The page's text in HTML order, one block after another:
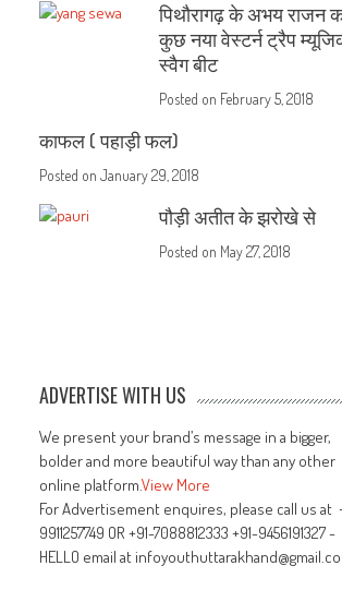
पिथौरागढ़ के अभय राजन
कुछ नया वेस्टर्न ट्रैप
स्वैग बीट
Posted on February 5, 2018
काफल ( पहाड़ी फल)
Posted onJanuary 29, 2018
पौड़ी अतीत के झरोखे से
Posted on May 27, 2018
ADVERTISE WITH US
We present your brand’s message in a bigger,
bolder and more beautiful way than any other
online platform.View More
For Advertisement enquires, please call us at
9911257749 OR +91-7088812333 +91-9456191327 -
HELLO email at